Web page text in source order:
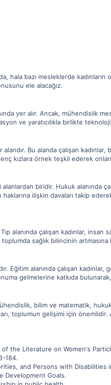
da, hala bazı mesleklerde
ele alacağız.
yer alır. Ancak, mühendislik
ve yaratıcılıkla birlikte
Bu alanda çalışan
kızlara örnek teşkil ederek
biridir. Hukuk alanında
haklarına ilişkin davaları takip
alanında çalışan kadınlar,
sağlık bilincinin artmasına
Eğitim alanında çalışan
gelmelerine katkıda
bilim ve matematik,
toplumun gelişimi için
the Literature on Women's
184.
and Persons with Disabilities
Development Goals.